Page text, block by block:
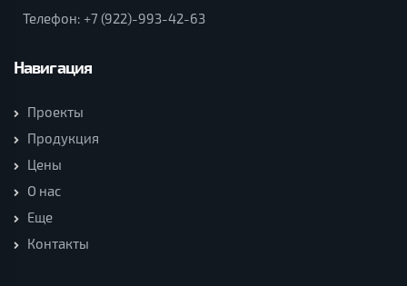
Телефон: +7 (922)-993-42-63
Навигация
Проекты
Продукция
Цены
О нас
Еще
Контакты